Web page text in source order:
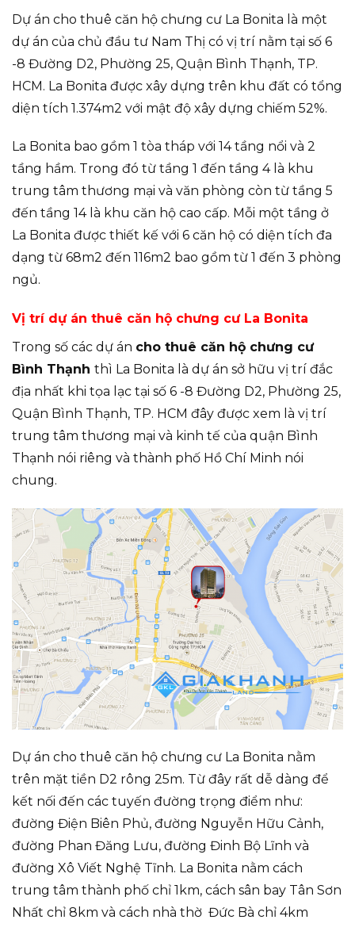
Dự án cho thuê căn hộ chưng cư La Bonita là một
dự án của chủ đầu tư Nam Thị có vị trí nằm tại số 6
-8 Đường D2, Phường 25, Quận Bình Thạnh, TP.
HCM. La Bonita được xây dựng trên khu đất có tổng
diện tích 1.374m2 với mật độ xây dựng chiếm 52%.
La Bonita bao gồm 1 tòa tháp với 14 tầng nổi và 2
tầng hầm. Trong đó từ tầng 1 đến tầng 4 là khu
trung tâm thương mại và văn phòng còn từ tầng 5
đến tầng 14 là khu căn hộ cao cấp. Mỗi một tầng ở
La Bonita được thiết kế với 6 căn hộ có diện tích đa
dạng từ 68m2 đến 116m2 bao gồm từ 1 đến 3 phòng
ngủ.
Vị trí dự án thuê căn hộ chưng cư La Bonita
Trong số các dự án cho thuê căn hộ chưng cư
Bình Thạnh thì La Bonita là dự án sở hữu vị trí đắc
địa nhất khi tọa lạc tại số 6 -8 Đường D2, Phường 25,
Quận Bình Thạnh, TP. HCM đây được xem là vị trí
trung tâm thương mại và kinh tế của quận Bình
Thạnh nói riêng và thành phố Hồ Chí Minh nói
chung.
Dự án cho thuê căn hộ chưng cư La Bonita nằm
trên mặt tiền D2 rông 25m. Từ đây rất dễ dàng để
kết nối đến các tuyến đường trọng điểm như:
đường Điện Biên Phủ, đường Nguyễn Hữu Cảnh,
đường Phan Đăng Lưu, đường Đinh Bộ Lĩnh và
đường Xô Viết Nghệ Tĩnh. La Bonita nằm cách
trung tâm thành phố chỉ 1km, cách sân bay Tân Sơn
Nhất chỉ 8km và cách nhà thờ Đức Bà chỉ 4km